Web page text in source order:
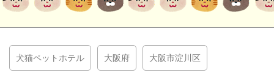
犬猫ペットホテル 大阪府 大阪市淀川区